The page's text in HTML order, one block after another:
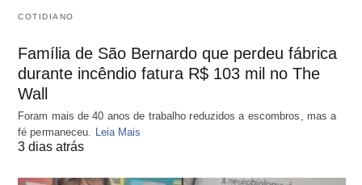
COTIDIANO
Família de São Bernardo que perdeu fábrica
durante incêndio fatura R$ 103 mil no The
Wall
Foram mais de 40 anos de trabalho reduzidos a escombros, mas a
fé permaneceu. Leia Mais
3 dias atrás